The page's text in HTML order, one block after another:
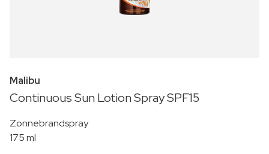
Malibu
Continuous Sun Lotion Spray SPF15
Zonnebrandspray
175 ml